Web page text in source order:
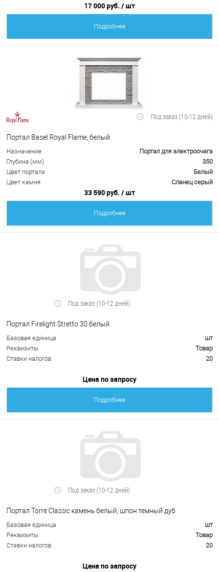
17 000 руб. / шт
Подробнее
Под заказ (10-12 дней)
Портал Basel Royal Flame, белый
Назначение
Портал для электроочага
Глубина (мм)
350
Цвет портала
Белый
Цвет камня
Сланец серый
33 590 руб. / шт
Подробнее
Под заказ (10-12 дней)
Портал Firelight Stretto 30 белый
Базовая единица
шт
Реквизиты
Товар
Ставки налогов
20
Цена по запросу
Подробнее
Под заказ (10-12 дней)
Портал Torre Classic камень белый, шпон темный дуб
Базовая единица
шт
Реквизиты
Товар
Ставки налогов
20
Цена по запросу